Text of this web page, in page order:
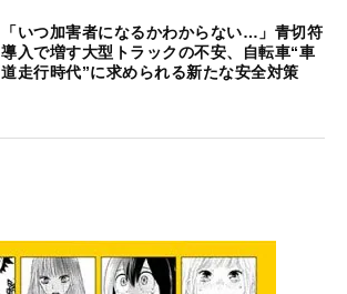
「いつ加害者になるかわからない…」青切符
導入で増す大型トラックの不安、自転車“車
道走行時代”に求められる新たな安全対策